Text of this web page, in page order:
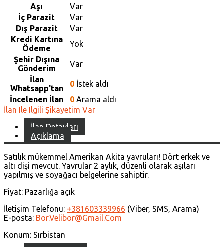
Aşı
Var
İç Parazit
Var
Dış Parazit
Var
Kredi Kartına
Ödeme
Yok
Şehir Dışına
Gönderim
Var
İlan
Whatsapp'tan
0 İstek aldı
İncelenen İlan
0 Arama aldı
İlan Ile Ilgili Şikayetim Var
İlan Detayları
Açıklama
Satılık mükemmel Amerikan Akita yavruları! Dört erkek ve
altı dişi mevcut. Yavrular 2 aylık, düzenli olarak aşıları
yapılmış ve soyağacı belgelerine sahiptir.
Fiyat: Pazarlığa açık
İletişim Telefonu: +381603339966 (Viber, SMS, Arama)
E-posta: Bor.velibor@gmail.com
Konum: Sırbistan